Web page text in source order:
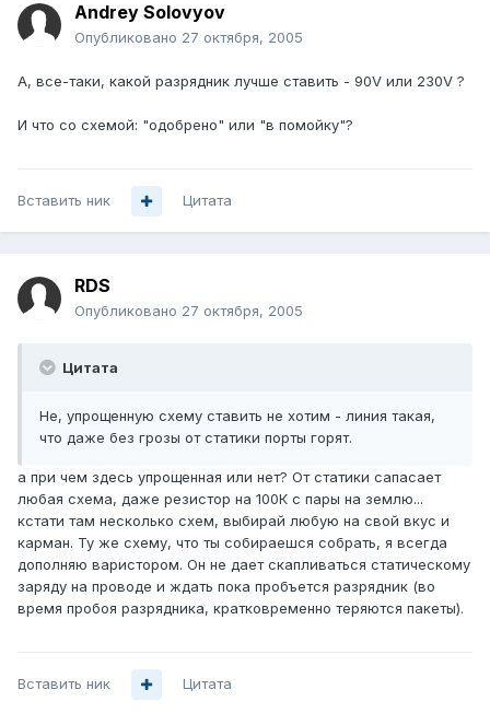
Andrey Solovyov
Опубликовано 27 октября, 2005
А, все-таки, какой разрядник лучше ставить - 90V или 230V ?
И что со схемой: "одобрено" или "в помойку"?
Вставить ник Цитата
RDS
Опубликовано 27 октября, 2005
Цитата
Не, упрощенную схему ставить не хотим - линия такая,
что даже без грозы от статики порты горят.
а при чем здесь упрощенная или нет? От статики сапасает
любая схема, даже резистор на 100К с пары на землю...
кстати там несколько схем, выбирай любую на свой вкус и
карман. Ту же схему, что ты собираешся собрать, я всегда
дополняю варистором. Он не дает скапливаться статическому
заряду на проводе и ждать пока пробъется разрядник (во
время пробоя разрядника, кратковременно теряются пакеты).
Вставить ник Цитата